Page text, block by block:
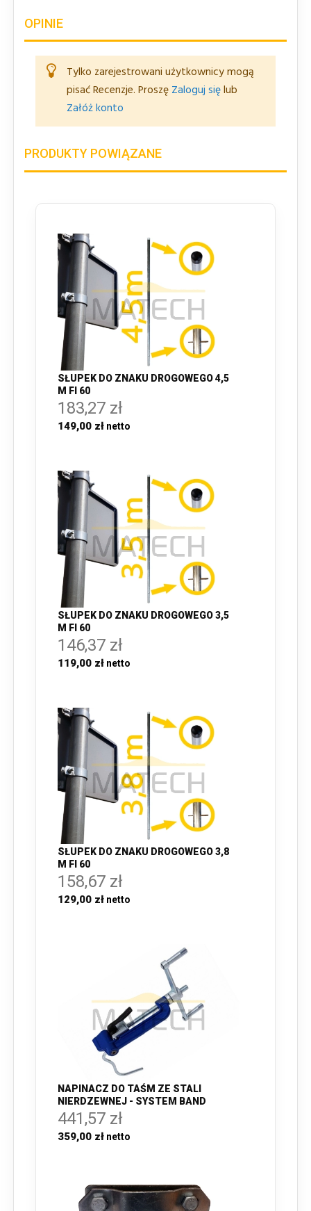
OPINIE
Tylko zarejestrowani użytkownicy mogą
pisać Recenzje. Proszę Zaloguj sięlub
Załóż konto
PRODUKTY POWIĄZANE
SŁUPEK DO ZNAKU DROGOWEGO 4,5
M FI 60
183,27 zł
149,00 zł
SŁUPEK DO ZNAKU DROGOWEGO 3,5
M FI 60
146,37 zł
119,00 zł
SŁUPEK DO ZNAKU DROGOWEGO 3,8
M FI 60
158,67 zł
129,00 zł
NAPINACZ DO TAŚM ZE STALI
NIERDZEWNEJ - SYSTEM BAND
441,57 zł
359,00 zł